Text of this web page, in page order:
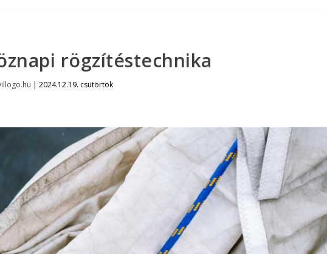
rögzítéstechnika
| 2024.12.19. csütörtök